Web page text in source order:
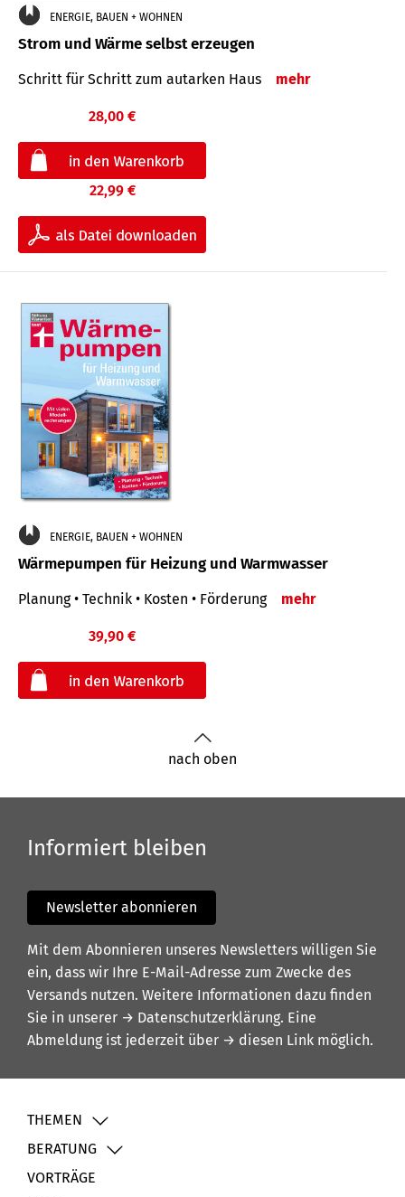
ENERGIE, BAUEN + WOHNEN
Strom und Wärme selbst erzeugen
Schritt für Schritt zum autarken Haus mehr
28,00 €
22,99 €
ENERGIE, BAUEN + WOHNEN
Wärmepumpen für Heizung und Warmwasser
Planung • Technik • Kosten • Förderung mehr
39,90 €
nach oben
Informiert bleiben
Newsletter abonnieren
Mit dem Abonnieren unseres Newsletters willigen Sie
ein, dass wir Ihre E-Mail-Adresse zum Zwecke des
Versands nutzen. Weitere Informationen dazu finden
Sie in unserer → Datenschutzerklärung. Eine
Abmeldung ist jederzeit über → diesen Link möglich.
THEMEN
BERATUNG
VORTRÄGE